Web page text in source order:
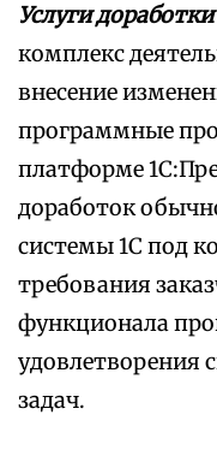
Услуги доработки
комплекс
внесение
программные
платформе
доработок
системы 1С под
требования
функционала
удовлетворения
задач.